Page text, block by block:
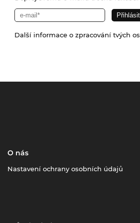
Další informace o zpracování tvých
O nás
Nastavení ochrany osobních údajů